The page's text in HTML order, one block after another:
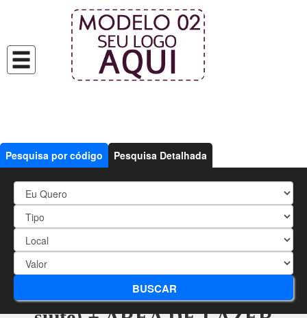
Pesquisa por código Pesquisa Detalhada
BUSCAR
1939 - APARTAMENTO COM
2 DORMITÓRIOS (sendo 1